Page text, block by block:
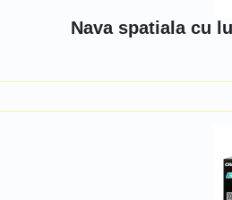
Nava spatiala cu